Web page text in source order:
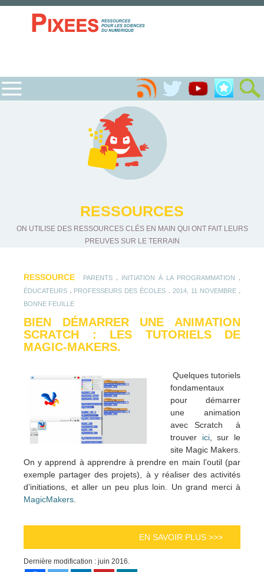
RESSOURCES
ON UTILISE DES RESSOURCES CLÉS EN MAIN QUI ONT FAIT LEURS
PREUVES SUR LE TERRAIN
RESSOURCE PARENTS INITIATION À LA PROGRAMMATION
ÉDUCATEURS PROFESSEURS DES ÉCOLES 2014, 11 NOVEMBRE.
BONNE FEUILLE
BIEN DÉMARRER UNE ANIMATION
SCRATCH : LES TUTORIELS DE
MAGIC-MAKERS.
Quelques tutoriels
fondamentaux
pour démarrer
une animation
avec Scratch à
trouver ici, sur le
site Magic Makers.
On y apprend à apprendre à prendre en main l’outil (par
exemple partager des projets), à y réaliser des activités
d’initiations, et aller un peu plus loin. Un grand merci à
MagicMakers
EN SAVOIR PLUS >>>
Dernière modification : juin 2016.